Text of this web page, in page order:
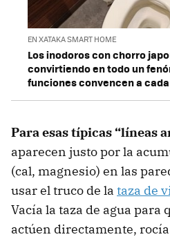
EN XATAKA SMART HOME
Los inodoros con chorro
convirtiendo en todo un
funciones convencen a
Para esas típicas “líneas
aparecen justo por la
(cal, magnesio) en las
usar el truco de la taza de
Vacía la taza de agua para
actúen directamente,